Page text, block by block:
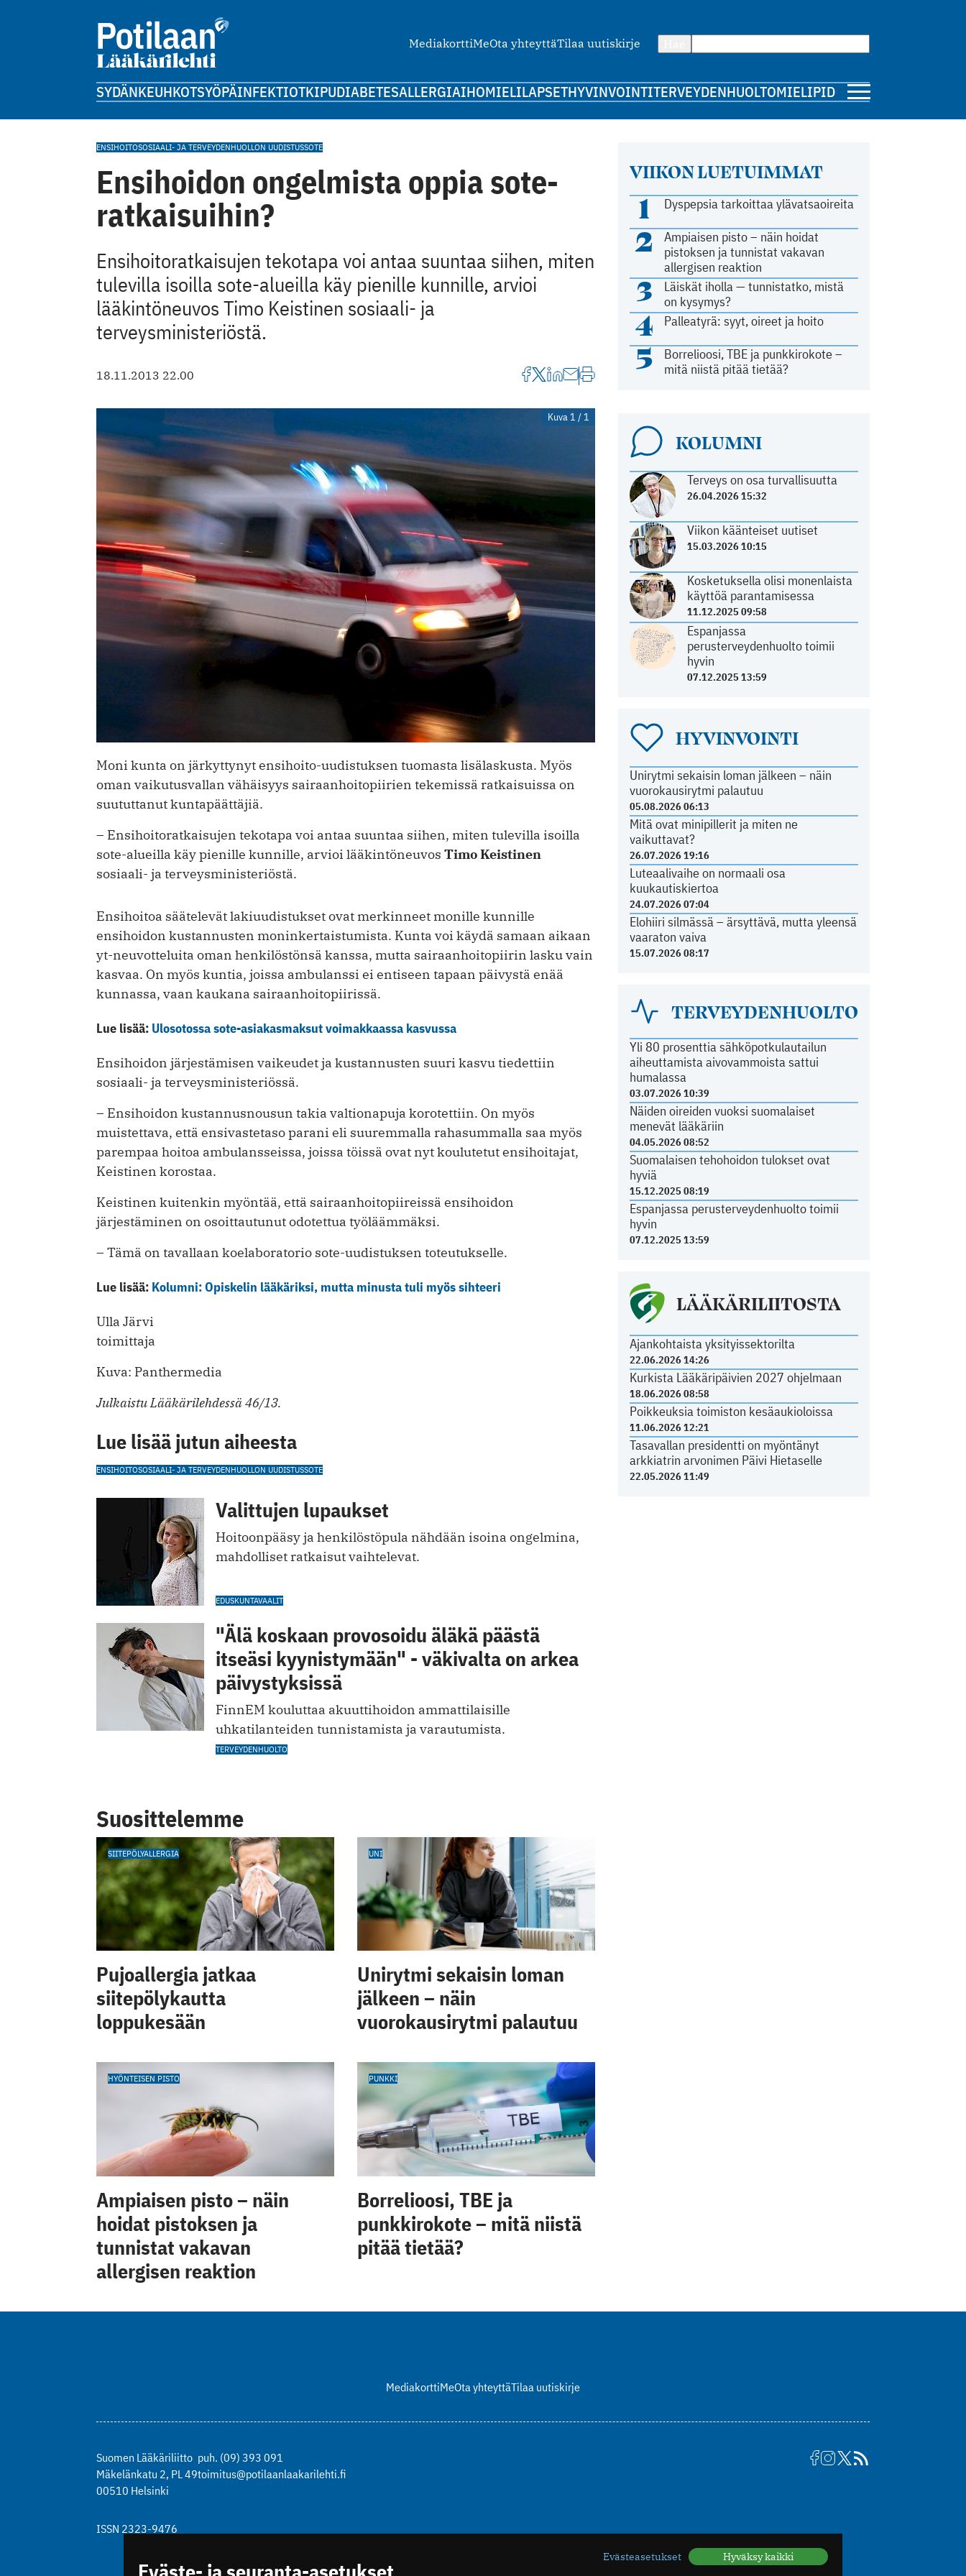
MediakorttiMeOta yhteyttäTilaa uutiskirje
SYDÄNKEUHKOTSYÖPÄINFEKTIOTKIPUDIABETESALLERGIAIHOMIELILAPSETHYVINVOINTITERVEYDENHUOLTOMIELIPIDE
VIIKON LUETUIMMAT
1 Dyspepsia tarkoittaa ylävatsaoireita
2
Ampiaisen pisto – näin hoidat
pistoksen ja tunnistat vakavan
allergisen reaktion
3
Läiskät iholla — tunnistatko, mistä
on kysymys?
4 Palleatyrä: syyt, oireet ja hoito
5
Borrelioosi, TBE ja punkkirokote –
mitä niistä pitää tietää?
KOLUMNI
Terveys on osa turvallisuutta
26.04.2026 15:32
Viikon käänteiset uutiset
15.03.2026 10:15
Kosketuksella olisi monenlaista
käyttöä parantamisessa
11.12.2025 09:58
Espanjassa
perusterveydenhuolto toimii
hyvin
07.12.2025 13:59
HYVINVOINTI
Unirytmi sekaisin loman jälkeen – näin
vuorokausirytmi palautuu
05.08.2026 06:13
Mitä ovat minipillerit ja miten ne
vaikuttavat?
26.07.2026 19:16
Luteaalivaihe on normaali osa
kuukautiskiertoa
24.07.2026 07:04
Elohiiri silmässä – ärsyttävä, mutta yleensä
vaaraton vaiva
15.07.2026 08:17
TERVEYDENHUOLTO
Yli 80 prosenttia sähköpotkulautailun
aiheuttamista aivovammoista sattui
humalassa
03.07.2026 10:39
Näiden oireiden vuoksi suomalaiset
menevät lääkäriin
04.05.2026 08:52
Suomalaisen tehohoidon tulokset ovat
hyviä
15.12.2025 08:19
Espanjassa perusterveydenhuolto toimii
hyvin
07.12.2025 13:59
LÄÄKÄRILIITOSTA
Ajankohtaista yksityissektorilta
22.06.2026 14:26
Kurkista Lääkäripäivien 2027 ohjelmaan
18.06.2026 08:58
Poikkeuksia toimiston kesäaukioloissa
11.06.2026 12:21
Tasavallan presidentti on myöntänyt
arkkiatrin arvonimen Päivi Hietaselle
22.05.2026 11:49
ENSIHOITOSOSIAALI- JA TERVEYDENHUOLLON UUDISTUSSOTE
Ensihoidon ongelmista oppia sote-
ratkaisuihin?
Ensihoitoratkaisujen tekotapa voi antaa suuntaa siihen, miten
tulevilla isoilla sote-alueilla käy pienille kunnille, arvioi
lääkintö­neuvos Timo Keistinen sosiaali- ja
terveysministeriöstä.
18.11.2013 22.00
Kuva 1 / 1
Moni kunta on järkyttynyt ensihoito-uudistuksen tuomasta lisälaskusta. Myös
oman vaikutusvallan vähäisyys sairaanhoitopiirien tekemissä ­ratkaisuissa on
suututtanut kuntapäättäjiä.
– Ensihoitoratkaisujen tekotapa voi antaa suuntaa siihen, miten tulevilla isoilla
sote-alueilla käy pienille kunnille, arvioi lääkintö­neuvos Timo Keistinen
sosiaali- ja terveysministeriöstä.
Ensihoitoa säätelevät lakiuudistukset ovat merkinneet monille kunnille
ensihoidon kustannusten monin­kertaistumista. Kunta voi käydä samaan aikaan
yt-neuvotteluita oman henkilöstönsä kanssa, mutta sairaanhoitopiirin lasku vain
kasvaa. On myös kuntia, joissa ambulanssi ei entiseen tapaan päivystä enää
kunnassa, vaan kaukana sairaan­hoitopiirissä.
Lue lisää: Ulosotossa sote-asiakasmaksut voimakkaassa kasvussa
Ensihoidon järjestämisen ­vaikeudet ja kustannusten suuri kasvu tiedettiin
sosiaali- ja terveysministeriössä.
– Ensihoidon kustannusnousun takia valtionapuja korotettiin. On myös
muistettava, että ensivastetaso parani eli suuremmalla rahasummalla saa myös
parempaa hoitoa ambulansseissa, joissa töissä ovat nyt koulutetut ensihoitajat,
Keistinen korostaa.
Keistinen kuitenkin myöntää, että sairaanhoitopiireissä ensihoidon
järjestäminen on osoittautunut odotettua työläämmäksi.
– Tämä on tavallaan koelaboratorio sote-uudistuksen toteutukselle.
Lue lisää: Kolumni: Opiskelin lääkäriksi, mutta minusta tuli myös sihteeri
Ulla Järvi
toimittaja
Kuva: Panthermedia
Julkaistu Lääkärilehdessä 46/13.
Lue lisää jutun aiheesta
ENSIHOITOSOSIAALI- JA TERVEYDENHUOLLON UUDISTUSSOTE
Valittujen lupaukset
Hoitoonpääsy ja henkilöstöpula nähdään isoina ongelmina,
mahdolliset ratkaisut vaihtelevat.
EDUSKUNTAVAALIT
"Älä koskaan provosoidu äläkä päästä
itseäsi kyynistymään" - väkivalta on arkea
päivystyksissä
FinnEM kouluttaa akuuttihoidon ammattilaisille
uhkatilanteiden tunnistamista ja varautumista.
TERVEYDENHUOLTO
Suosittelemme
SIITEPÖLYALLERGIA
Pujoallergia jatkaa
siitepölykautta
loppukesään
UNI
Unirytmi sekaisin loman
jälkeen – näin
vuorokausirytmi palautuu
HYÖNTEISEN PISTO
Ampiaisen pisto – näin
hoidat pistoksen ja
tunnistat vakavan
allergisen reaktion
PUNKKI
Borrelioosi, TBE ja
punkkirokote – mitä niistä
pitää tietää?
MediakorttiMeOta yhteyttäTilaa uutiskirje
Suomen Lääkäriliitto
Mäkelänkatu 2, PL 49
00510 Helsinki
puh. (09) 393 091
toimitus@potilaanlaakarilehti.fi
ISSN 2323-9476
Evästeasetukset Hyväksy kaikki